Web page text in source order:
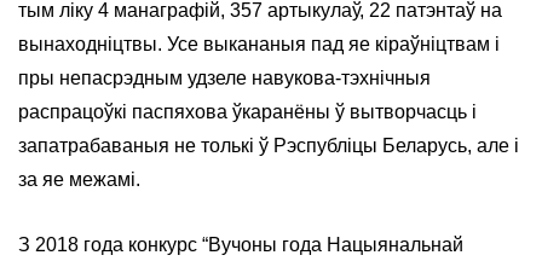
тым ліку 4 манаграфій, 357 артыкулаў, 22 патэнтаў на
вынаходніцтвы. Усе выкананыя пад яе кіраўніцтвам і
пры непасрэдным удзеле навукова-тэхнічныя
распрацоўкі паспяхова ўкаранёны ў вытворчасць і
запатрабаваныя не толькі ў Рэспубліцы Беларусь, але і
за яе межамі.
З 2018 года конкурс “Вучоны года Нацыянальнай